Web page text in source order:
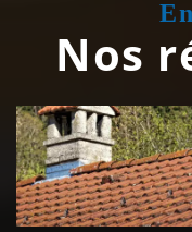
Nos
Couvreur
zingueur 39
Jura